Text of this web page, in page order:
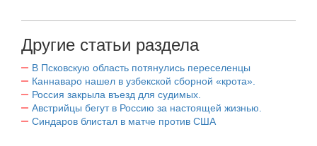
Другие статьи раздела
В Псковскую область потянулись переселенцы
Каннаваро нашел в узбекской сборной «крота».
Россия закрыла въезд для судимых.
Австрийцы бегут в Россию за настоящей жизнью.
Синдаров блистал в матче против США